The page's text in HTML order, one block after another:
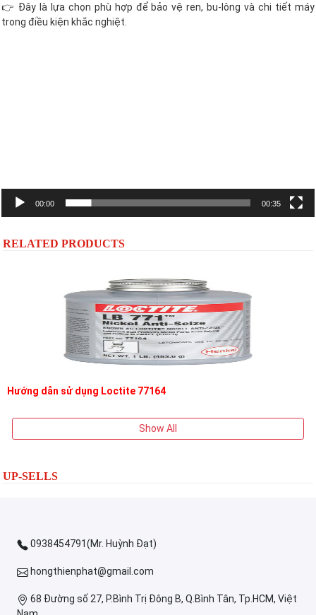
👉 Đây là lựa chọn phù hợp để bảo vệ ren, bu-lông và chi tiết máy
trong điều kiện khắc nghiệt.
00:00 00:35
RELATED PRODUCTS
Hướng dẫn sử dụng Loctite 77164
Show All
UP-SELLS
0938454791(Mr. Huỳnh Đạt)
hongthienphat@gmail.com
68 Đường số 27, P.Bình Trị Đông B, Q.Bình Tân, Tp.HCM, Việt